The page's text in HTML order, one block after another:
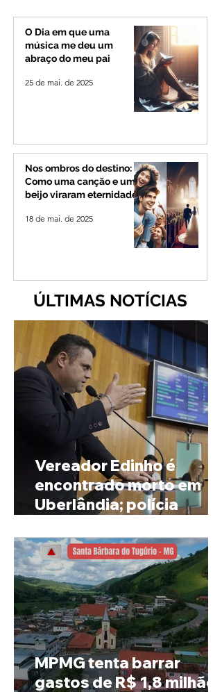
Minas e Goiás
O Dia em que uma
música me deu um
abraço do meu pai
25 de mai. de 2025
Nos ombros do destino:
Como uma canção e um
beijo viraram eternidade
18 de mai. de 2025
ÚLTIMAS NOTÍCIAS
Vereador Edinho é
encontrado morto em
Uberlândia; polícia
MPMG tenta barrar
gastos de R$ 1,8 milhão